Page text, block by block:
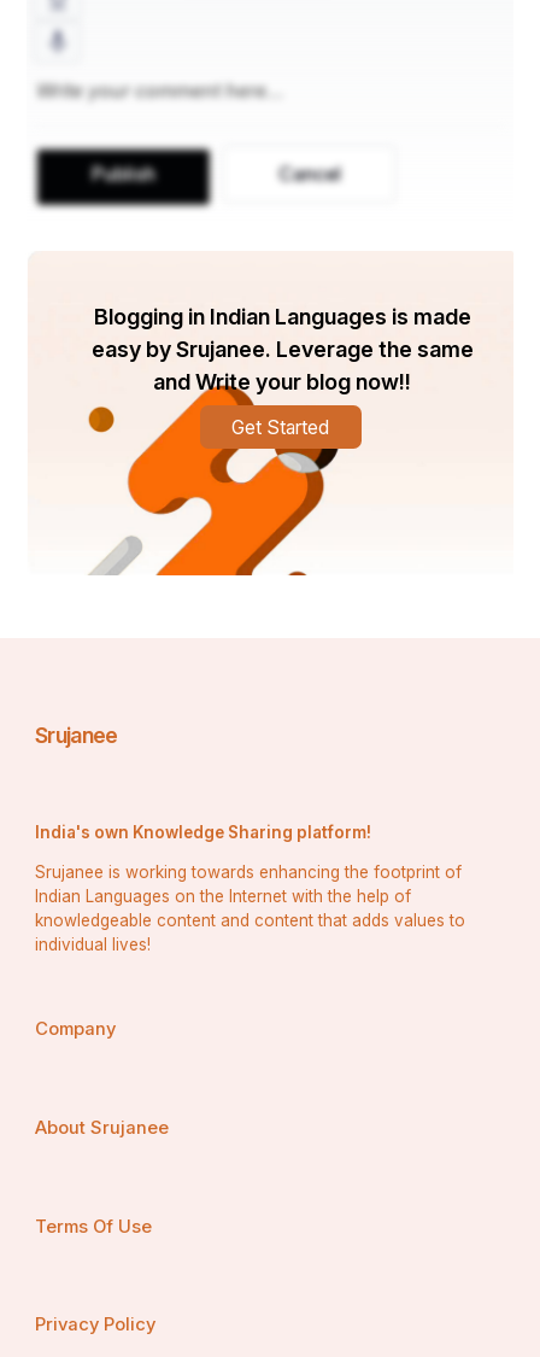
2. कोशिश हमे अंतिम क्षणों तक करनी चाहिए ,जीवन में सफलता
सफल होना या ना होना अलग बात है लेकिन हमें किसी भी कार्य को
करने के लिए हमें अंतिम क्षणों तक प्रयास करते रहना चाहिए।
चाहिए। अगर हम जीवन में असफल भी हो जाते हैं तो हमें नए
Publish Cancel
Blogging in Indian Languages is made
easy by Srujanee. Leverage the same
and Write your blog now!!
Get Started
Srujanee
India's own Knowledge Sharing platform!
Srujanee is working towards enhancing the footprint of
Indian Languages on the Internet with the help of
knowledgeable content and content that adds values to
individual lives!
Company
About Srujanee
Terms Of Use
Privacy Policy